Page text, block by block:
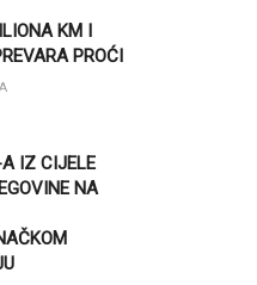
KM I
PROĆI
IZ CIJELE
NA